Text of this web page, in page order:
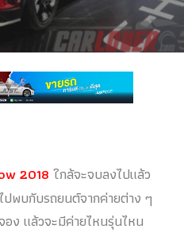
2018 ใกล้จะจบลงไปแล้ว
ปพบกับรถยนต์จากค่ายต่าง ๆ
ง แล้วจะมีค่ายไหนรุ่นไหน